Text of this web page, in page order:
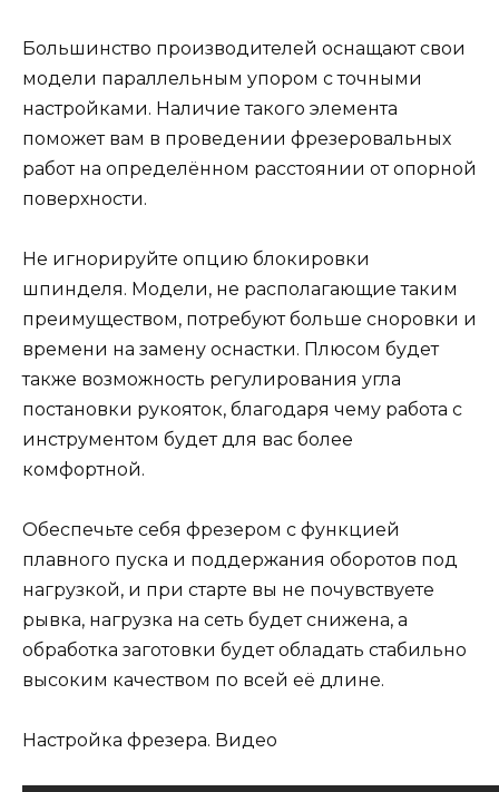
Большинство производителей оснащают свои
модели параллельным упором с точными
настройками. Наличие такого элемента
поможет вам в проведении фрезеровальных
работ на определённом расстоянии от опорной
поверхности.
Не игнорируйте опцию блокировки
шпинделя. Модели, не располагающие таким
преимуществом, потребуют больше сноровки и
времени на замену оснастки. Плюсом будет
также возможность регулирования угла
постановки рукояток, благодаря чему работа с
инструментом будет для вас более
комфортной.
Обеспечьте себя фрезером с функцией
плавного пуска и поддержания оборотов под
нагрузкой, и при старте вы не почувствуете
рывка, нагрузка на сеть будет снижена, а
обработка заготовки будет обладать стабильно
высоким качеством по всей её длине.
Настройка фрезера. Видео